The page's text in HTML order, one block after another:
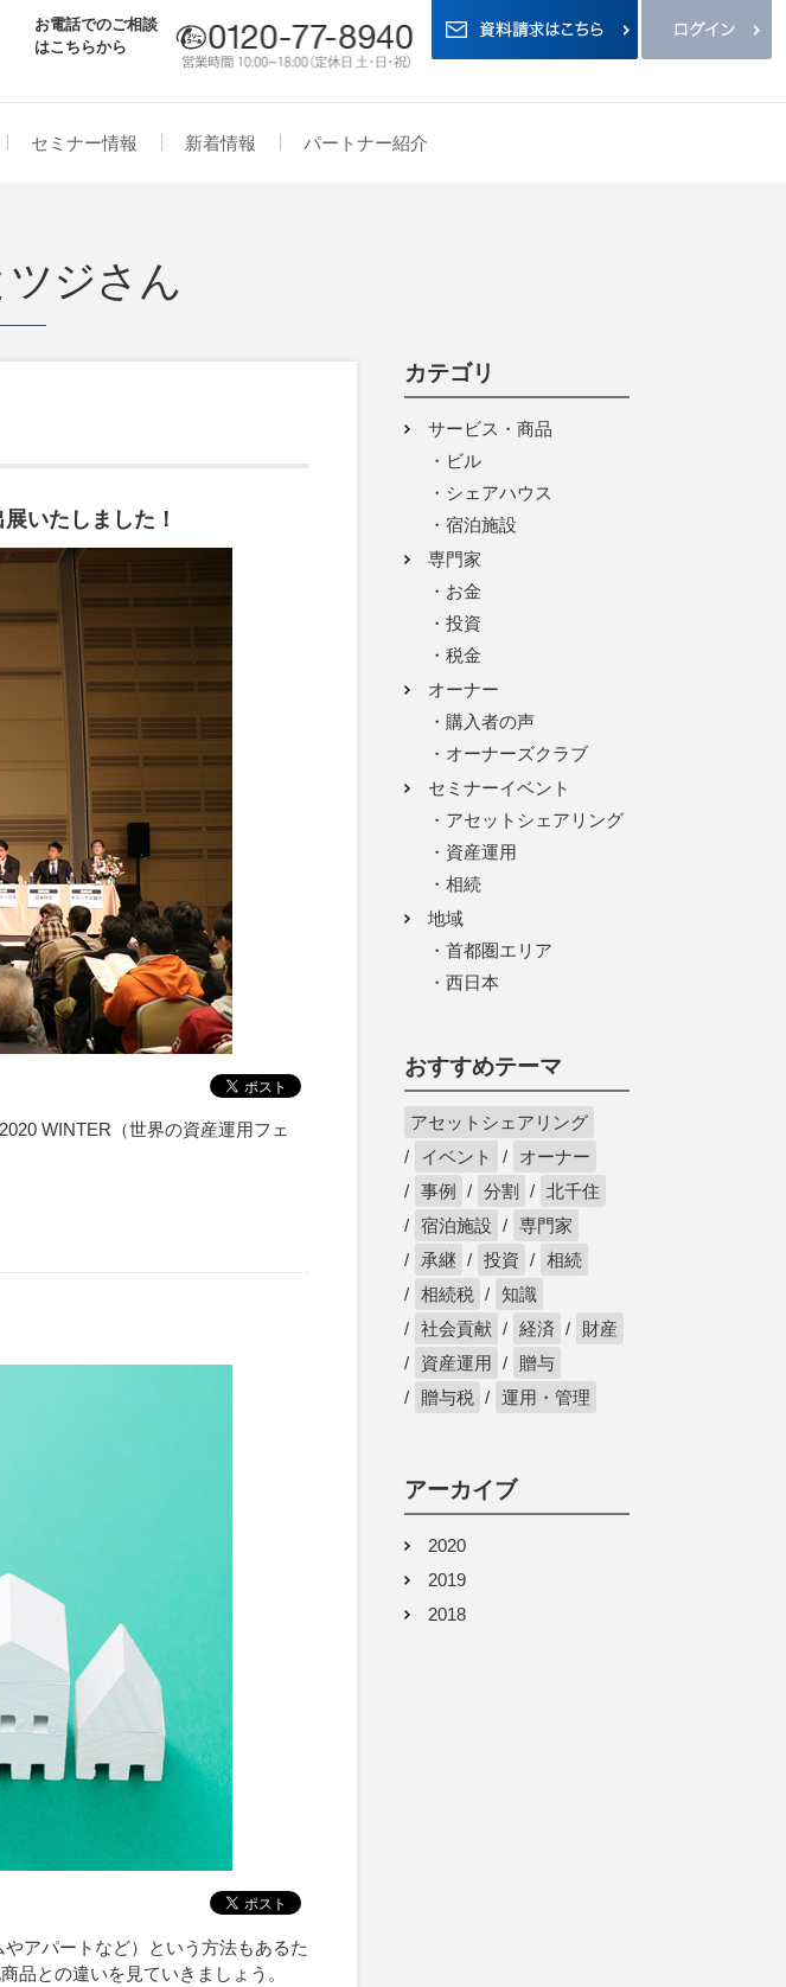
お電話でのご相談
はこちらから
セミナー情報 新着情報 パートナー紹介
ジさん
カテゴリ
サービス・商品
ビル
シェアハウス
宿泊施設
専門家
お金
投資
税金
オーナー
購入者の声
オーナーズクラブ
セミナーイベント
アセットシェアリング
資産運用
相続
地域
首都圏エリア
西日本
おすすめテーマ
アセットシェアリング
イベント
オーナー
事例
分割
北千住
宿泊施設
専門家
承継
投資
相続
相続税
知識
社会貢献
経済
財産
資産運用
贈与
贈与税
運用・管理
アーカイブ
2020
2019
2018
いたしました！
WINTER（世界の資産運用フェ
アパートなど）という方法もあるた
品との違いを見ていきましょう。